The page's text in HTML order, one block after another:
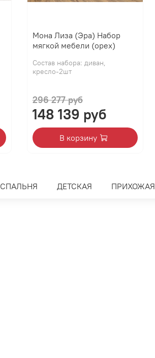
Мона Лиза (Эра) Набор
мягкой мебели (орех)
Состав набора: диван,
кресло-2шт
296 277 руб
148 139 руб
В корзину
СПАЛЬНЯ ДЕТСКАЯ ПРИХОЖАЯ